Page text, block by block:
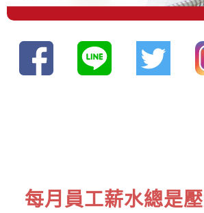
每月員工薪水總是